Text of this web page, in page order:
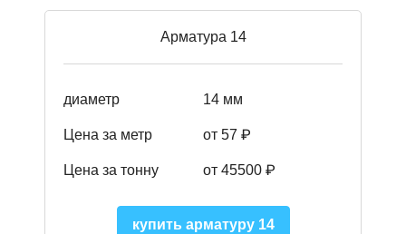
Арматура 14
диаметр 14 мм
Цена за метр от 57 ₽
Цена за тонну от 45500 ₽
купить арматуру 14